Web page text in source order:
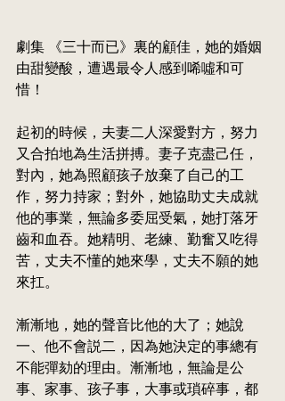
劇集 《三十而已》裏的顧佳，她的婚姻
由甜變酸，遭遇最令人感到唏噓和可
惜！
起初的時候，夫妻二人深愛對方，努力
又合拍地為生活拼搏。妻子克盡己任，
對內，她為照顧孩子放棄了自己的工
作，努力持家；對外，她協助丈夫成就
他的事業，無論多委屈受氣，她打落牙
齒和血吞。她精明、老練、勤奮又吃得
苦，丈夫不懂的她來學，丈夫不願的她
來扛。
漸漸地，她的聲音比他的大了；她說
一、他不會説二，因為她決定的事總有
不能彈劾的理由。漸漸地，無論是公
事、家事、孩子事，大事或瑣碎事，都